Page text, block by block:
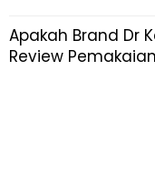
Apakah Brand Dr
Review